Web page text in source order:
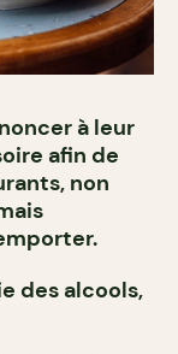
à leur
afin de
non
des alcools,